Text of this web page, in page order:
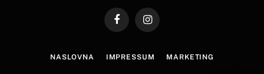
FacebookInstagram
NASLOVNA IMPRESSUM MARKETING